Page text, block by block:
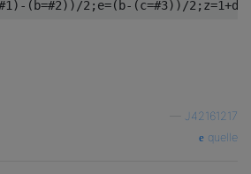
J42161217
quelle